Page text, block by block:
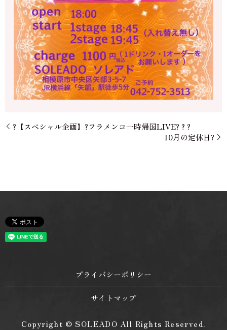
?【スペシャル企画】?フラメンコ一時帰国LIVE? ? ?
10月の定休日?
プライバシーポリシー
サイトマップ
Copyright © SOLEADO All Rights Reserved.